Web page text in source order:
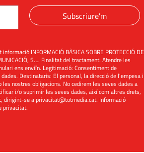
Subscriure'm
INFORMACIÓ BÀSICA SOBRE PROTECCIÓ DE
S.L. Finalitat del tractament: Atendre les
ens enviïn. Legitimació: Consentiment de
Destinataris: El personal, la direcció de l’empesa i
nostres obligacions. No cedirem les seves dades a
i/o suprimir les seves dades, així com altres drets,
dirigint-se aprivacitat@totmedia.cat. Informació
privacitat.